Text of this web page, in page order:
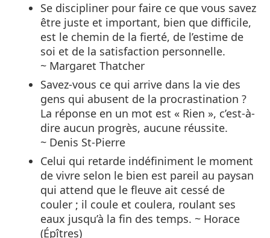
Se discipliner pour faire ce que vous savez
être juste et important, bien que difficile,
est le chemin de la fierté, de l’estime de
soi et de la satisfaction personnelle.
~ Margaret Thatcher
Savez-vous ce qui arrive dans la vie des
gens qui abusent de la procrastination ?
La réponse en un mot est « Rien », c’est-à-
dire aucun progrès, aucune réussite.
~ Denis St-Pierre
Celui qui retarde indéfiniment le moment
de vivre selon le bien est pareil au paysan
qui attend que le fleuve ait cessé de
couler ; il coule et coulera, roulant ses
eaux jusqu’à la fin des temps. ~ Horace
(Épîtres)